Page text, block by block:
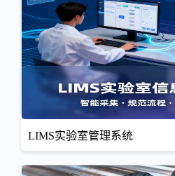
LIMS实验室管理系统